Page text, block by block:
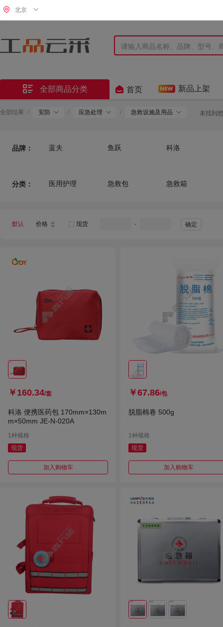
北京
 全部商品分类  首页 新品上架
全部结果 / 安防 / 应急处理 / 急救设施及用品 未找到
品牌： 蓝夫 鱼跃
科洛
沪模
格利特
suncook
晶电
安捷伦
西门子
分类： 医用护理 急救包
急救箱
默认 价格 现货 - 确定
￥160.34/套
科洛 便携医药包 170mm×130m
m×50mm JE-N-020A
1种规格
现货
加入购物车
￥67.86/包
脱脂棉卷 500g
1种规格
现货
加入购物车